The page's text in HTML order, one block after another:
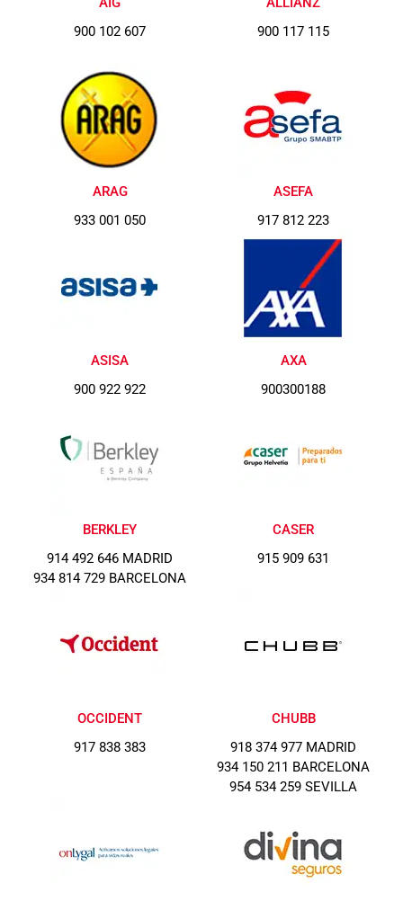
900 102 607
900 117 115
ARAG
933 001 050
ASEFA
917 812 223
ASISA
900 922 922
AXA
900300188
BERKLEY
914 492 646 MADRID
934 814 729 BARCELONA
CASER
915 909 631
OCCIDENT
917 838 383
CHUBB
918 374 977 MADRID
934 150 211 BARCELONA
954 534 259 SEVILLA